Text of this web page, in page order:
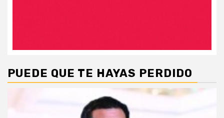
PUEDE QUE TE HAYAS PERDIDO